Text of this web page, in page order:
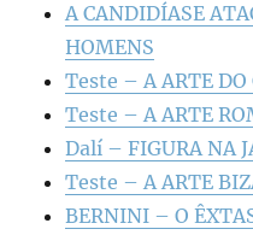
A CANDIDÍASE
HOMENS
Teste – A ARTE DO
Teste – A ARTE
Dalí – FIGURA NA
Teste – A ARTE
BERNINI – O